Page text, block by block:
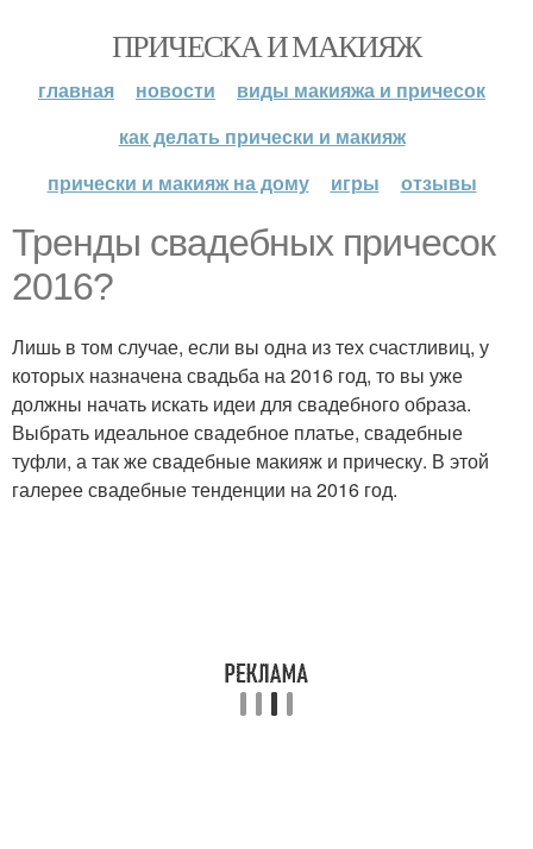
ПРИЧЕСКА И МАКИЯЖ
главная новости
виды макияжа и причесок
как делать прически и макияж
прически и макияж на дому
игры отзывы
Тренды свадебных причесок
2016?
Лишь в том случае, если вы одна из тех счастливиц, у
которых назначена свадьба на 2016 год, то вы уже
должны начать искать идеи для свадебного образа.
Выбрать идеальное свадебное платье, свадебные
туфли, а так же свадебные макияж и прическу. В этой
галерее свадебные тенденции на 2016 год.